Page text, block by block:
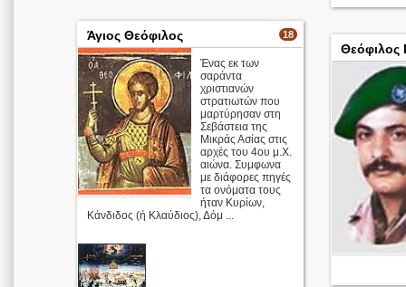
18
Άγιος Θεόφιλος
Ένας εκ των
σαράντα
χριστιανών
στρατιωτών που
μαρτύρησαν στη
Σεβάστεια της
Μικράς Ασίας στις
αρχές του 4ου μ.Χ.
αιώνα. Συμφωνα
με διάφορες πηγές
τα ονόματα τους
ήταν Κυρίων,
Κάνδιδος (ή Κλαύδιος), Δόμ ...
Θεόφιλος